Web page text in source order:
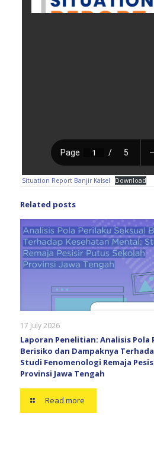
Situation Report Banjir Kalsel Download
Related posts
17 July 2026
Laporan Penelitian: Analisis Pola
Berisiko dan Dampaknya
Studi Fenomenologi Remaja
Provinsi Jawa Tengah
Read more